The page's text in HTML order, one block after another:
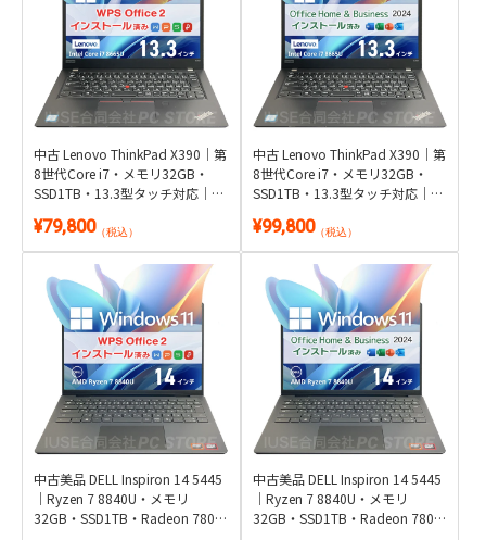
中古 Lenovo ThinkPad X390｜第
8世代Core i7・メモリ32GB・
SSD1TB・13.3型タッチ対応｜
付き
¥79,800（税込）
中古 Lenovo ThinkPad X390｜第
8世代Core i7・メモリ32GB・
SSD1TB・13.3型タッチ対応｜
Office 2024付き
¥99,800（税込）
中古美品 DELL Inspiron 14 5445
｜Ryzen 7 8840U・メモリ
32GB・SSD1TB・Radeon 780M
中古美品 DELL Inspiron 14 5445
｜Ryzen 7 8840U・メモリ
32GB・SSD1TB・Radeon 780M